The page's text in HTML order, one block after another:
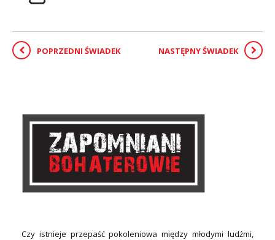
POPRZEDNI ŚWIADEK NASTĘPNY ŚWIADEK
Czy istnieje przepaść pokoleniowa między młodymi ludźmi,